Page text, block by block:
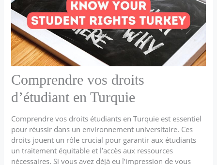
Comprendre vos droits
d’étudiant en Turquie
Comprendre vos droits étudiants en Turquie est essentiel
pour réussir dans un environnement universitaire. Ces
droits jouent un rôle crucial pour garantir aux étudiants
un traitement équitable et l’accès aux ressources
nécessaires. Si vous avez déjà eu l’impression de vous